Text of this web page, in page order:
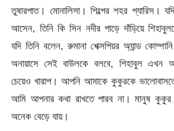
তুষারপাত। মোনালিসা। শিল্পের শহর প্যারিস।
আসেন, তিনি কি সিন নদীর পাড়ে দাঁড়িয়ে
যদি তিনি বলেন, রুমানা শেক্সপিয়র অ্যান্ড
অনায়াসে সেই বাউলকে বলবে, শিহাবুল এখন
চেয়েও খারাপ। আপনি আমাকে কুকুরকে
আমি আপনার কথা রাখতে পারব না। মানুষ কুকুর
অনেক বেড়ে যায়।